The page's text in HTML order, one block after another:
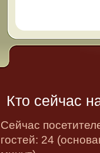
Кто сейчас
Сейчас
гостей: 24